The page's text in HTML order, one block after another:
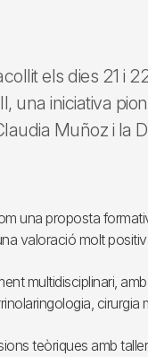
els dies 21 i
una iniciativa
Muñoz i la
una proposta
valoració molt
multidisciplinari,
cirurgia
teòriques amb